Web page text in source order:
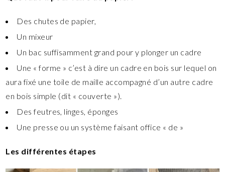
Des chutes de papier,
Un mixeur
Un bac suffisamment grand pour y plonger un cadre
Une « forme » c’est à dire un cadre en bois sur lequel on
aura fixé une toile de maille accompagné d’un autre cadre
en bois simple (dit « couverte »).
Des feutres, linges, éponges
Une presse ou un système faisant office « de »
Les différentes étapes